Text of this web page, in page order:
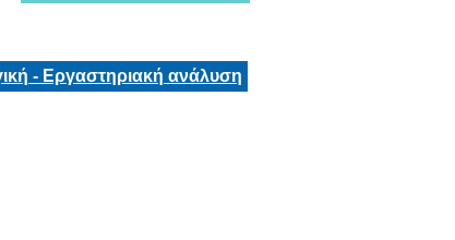
- Εργαστηριακή ανάλυση